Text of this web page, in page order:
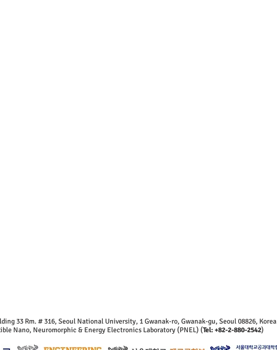
33 Rm. # 316, Seoul National University, 1 Gwanak-ro, Gwanak-gu, Seoul 08826, Korea
Nano, Neuromorphic & Energy Electronics Laboratory (PNEL) (Tel: +82-2-880-2542)